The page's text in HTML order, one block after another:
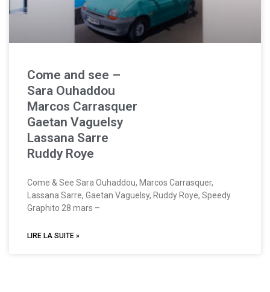
Come and see –
Sara Ouhaddou
Marcos Carrasquer
Gaetan Vaguelsy
Lassana Sarre
Ruddy Roye
Come & See Sara Ouhaddou, Marcos Carrasquer,
Lassana Sarre, Gaetan Vaguelsy, Ruddy Roye, Speedy
Graphito 28 mars –
LIRE LA SUITE »